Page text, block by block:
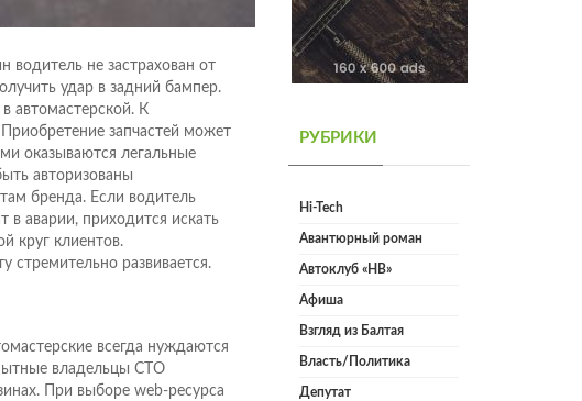
не застрахован от
удар в задний бампер.
автомастерской. К
запчастей может
оказываются легальные
авторизованы
бренда. Если водитель
в аварии, приходится искать
круг клиентов.
стремительно развивается.
всегда нуждаются
владельцы СТО
При выборе web-ресурса
РУБРИКИ
Hi-Tech
Авантюрный роман
Автоклуб «НВ»
Афиша
Взгляд из Балтая
Власть/Политика
Депутат